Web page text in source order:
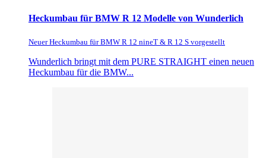
Heckumbau für BMW R 12 Modelle von Wunderlich
Neuer Heckumbau für BMW R 12 nineT & R 12 S vorgestellt
Wunderlich bringt mit dem PURE STRAIGHT einen neuen
Heckumbau für die BMW...